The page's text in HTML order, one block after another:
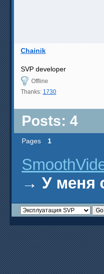
Chainik
SVP developer
Offline
Thanks: 1730
Posts: 4
Pages 1
→ У меня